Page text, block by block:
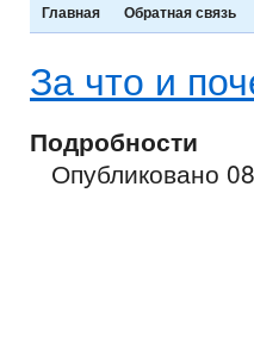
Главная Обратная связь
За что и
Подробности
Опубликовано